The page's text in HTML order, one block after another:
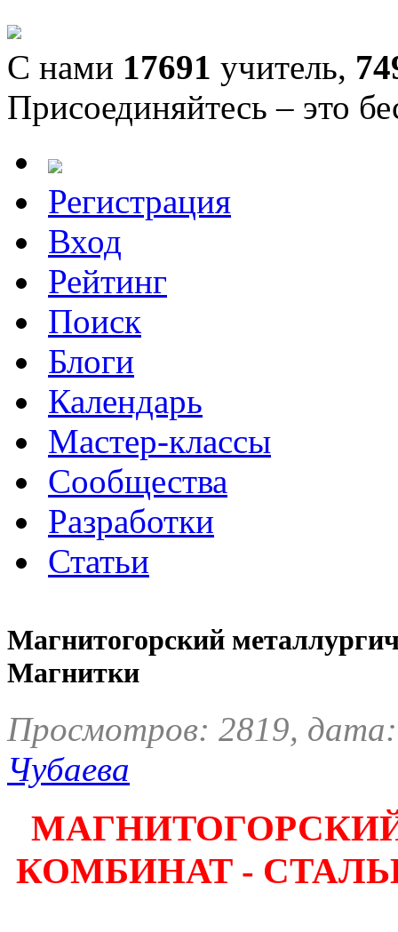
С нами 17691 учитель,
Присоединяйтесь – это
Регистрация
Вход
Рейтинг
Поиск
Блоги
Календарь
Мастер-классы
Сообщества
Разработки
Статьи
Магнитогорский
Магнитки
Просмотров: 2819,
Чубаева
КОМБИНАТ -